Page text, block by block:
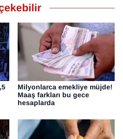
Milyonlarca emekliye müjde!
Maaş farkları bu gece
hesaplarda